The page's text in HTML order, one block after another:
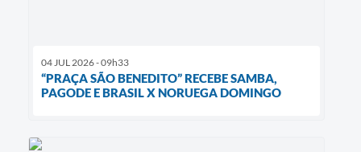
04 JUL 2026 - 09h33
“PRAÇA SÃO BENEDITO” RECEBE SAMBA,
PAGODE E BRASIL X NORUEGA DOMINGO